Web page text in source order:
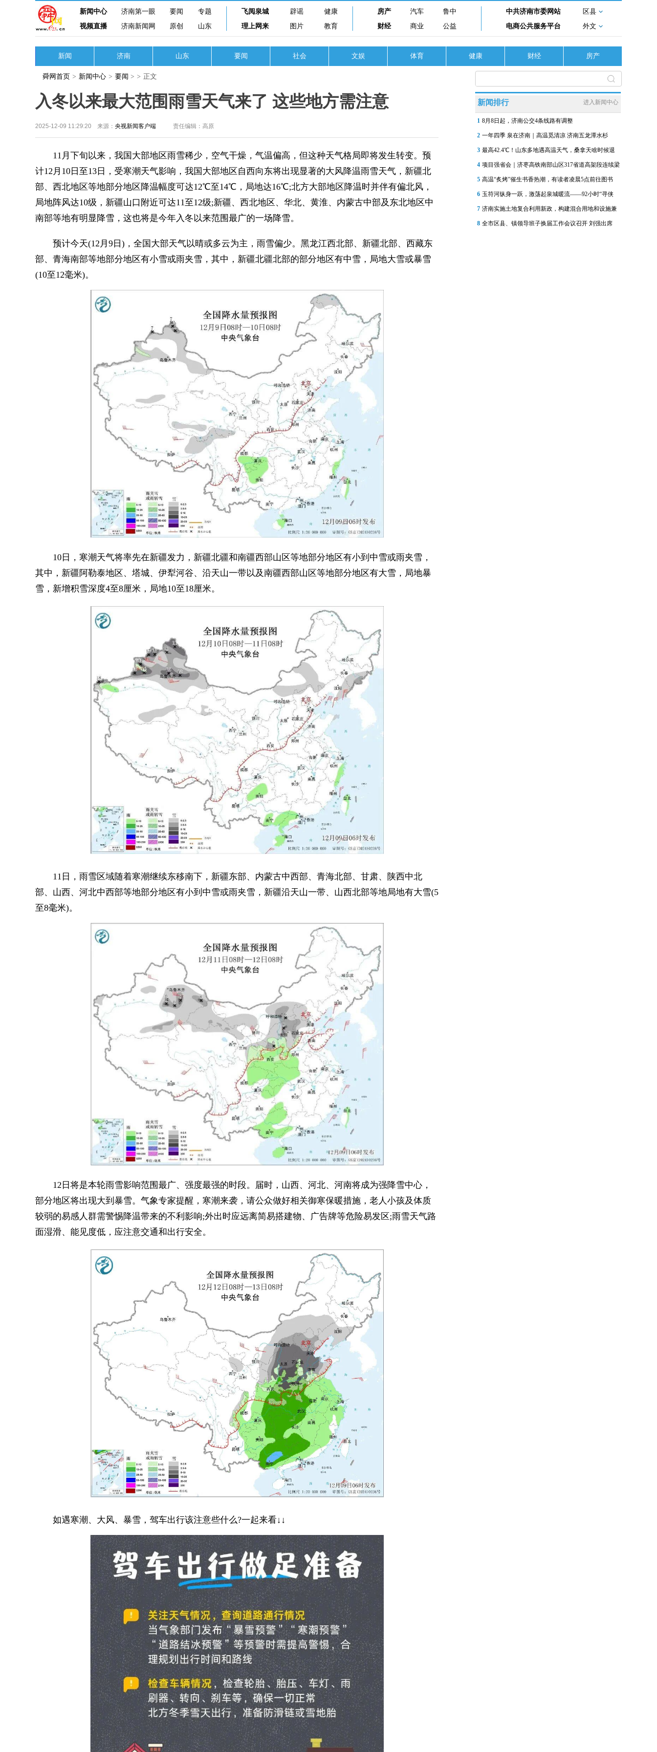
新闻中心 济南第一眼 要闻
专题
视频直播
济南新闻网 原创 山东
飞阅泉城 辟谣
健康
理上网来
图片 教育
房产 汽车
鲁中
财经
商业 公益
中共济南市委网站
区县
电商公共服务平台
外文
新闻 济南 山东 要闻 社会 文娱 体育 健康 财经 房产
舜网首页 > 新闻中心 > 要闻 > > 正文
入冬以来最大范围雨雪天气来了 这些地方需注意
2025-12-09 11:29:20 来源： 央视新闻客户端 责任编辑：高原
11月下旬以来，我国大部地区雨雪稀少，空气干燥，气温偏高，但这种天气格局即将发生转变。预
计12月10日至13日，受寒潮天气影响，我国大部地区自西向东将出现显著的大风降温雨雪天气，新疆北
部、西北地区等地部分地区降温幅度可达12℃至14℃，局地达16℃;北方大部地区降温时并伴有偏北风，
局地阵风达10级，新疆山口附近可达11至12级;新疆、西北地区、华北、黄淮、内蒙古中部及东北地区中
南部等地有明显降雪，这也将是今年入冬以来范围最广的一场降雪。
预计今天(12月9日)，全国大部天气以晴或多云为主，雨雪偏少。黑龙江西北部、新疆北部、西藏东
部、青海南部等地部分地区有小雪或雨夹雪，其中，新疆北疆北部的部分地区有中雪，局地大雪或暴雪
(10至12毫米)。
10日，寒潮天气将率先在新疆发力，新疆北疆和南疆西部山区等地部分地区有小到中雪或雨夹雪，
其中，新疆阿勒泰地区、塔城、伊犁河谷、沿天山一带以及南疆西部山区等地部分地区有大雪，局地暴
雪，新增积雪深度4至8厘米，局地10至18厘米。
11日，雨雪区域随着寒潮继续东移南下，新疆东部、内蒙古中西部、青海北部、甘肃、陕西中北
部、山西、河北中西部等地部分地区有小到中雪或雨夹雪，新疆沿天山一带、山西北部等地局地有大雪(5
至8毫米)。
12日将是本轮雨雪影响范围最广、强度最强的时段。届时，山西、河北、河南将成为强降雪中心，
部分地区将出现大到暴雪。气象专家提醒，寒潮来袭，请公众做好相关御寒保暖措施，老人小孩及体质
较弱的易感人群需警惕降温带来的不利影响;外出时应远离简易搭建物、广告牌等危险易发区;雨雪天气路
面湿滑、能见度低，应注意交通和出行安全。
如遇寒潮、大风、暴雪，驾车出行该注意些什么?一起来看↓↓
新闻排行 进入新闻中心
1 8月8日起，济南公交4条线路有调整
2 一年四季 泉在济南｜高温觅清凉 济南五龙潭水杉
3 最高42.4℃！山东多地遇高温天气，桑拿天啥时候退
4 项目强省会｜济枣高铁南部山区317省道高架段连续梁
5 高温“炙烤”催生书香热潮，有读者凌晨5点前往图书
6 玉符河纵身一跃，激荡起泉城暖流——92小时“寻侠
7 济南实施土地复合利用新政，构建混合用地和设施兼
8 全市区县、镇领导班子换届工作会议召开 刘强出席